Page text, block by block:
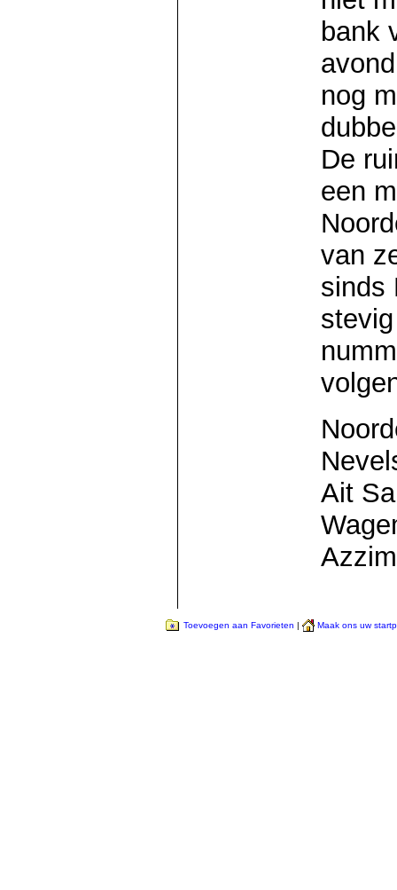
bank
nog
De
een
van
sinds
Ait
Toevoegen aan Favorieten | Maak ons uw